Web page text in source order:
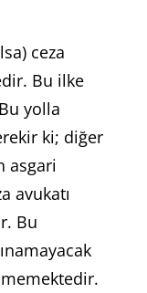
ceza
Bu ilke
yolla
ki; diğer
asgari
avukatı
Bu